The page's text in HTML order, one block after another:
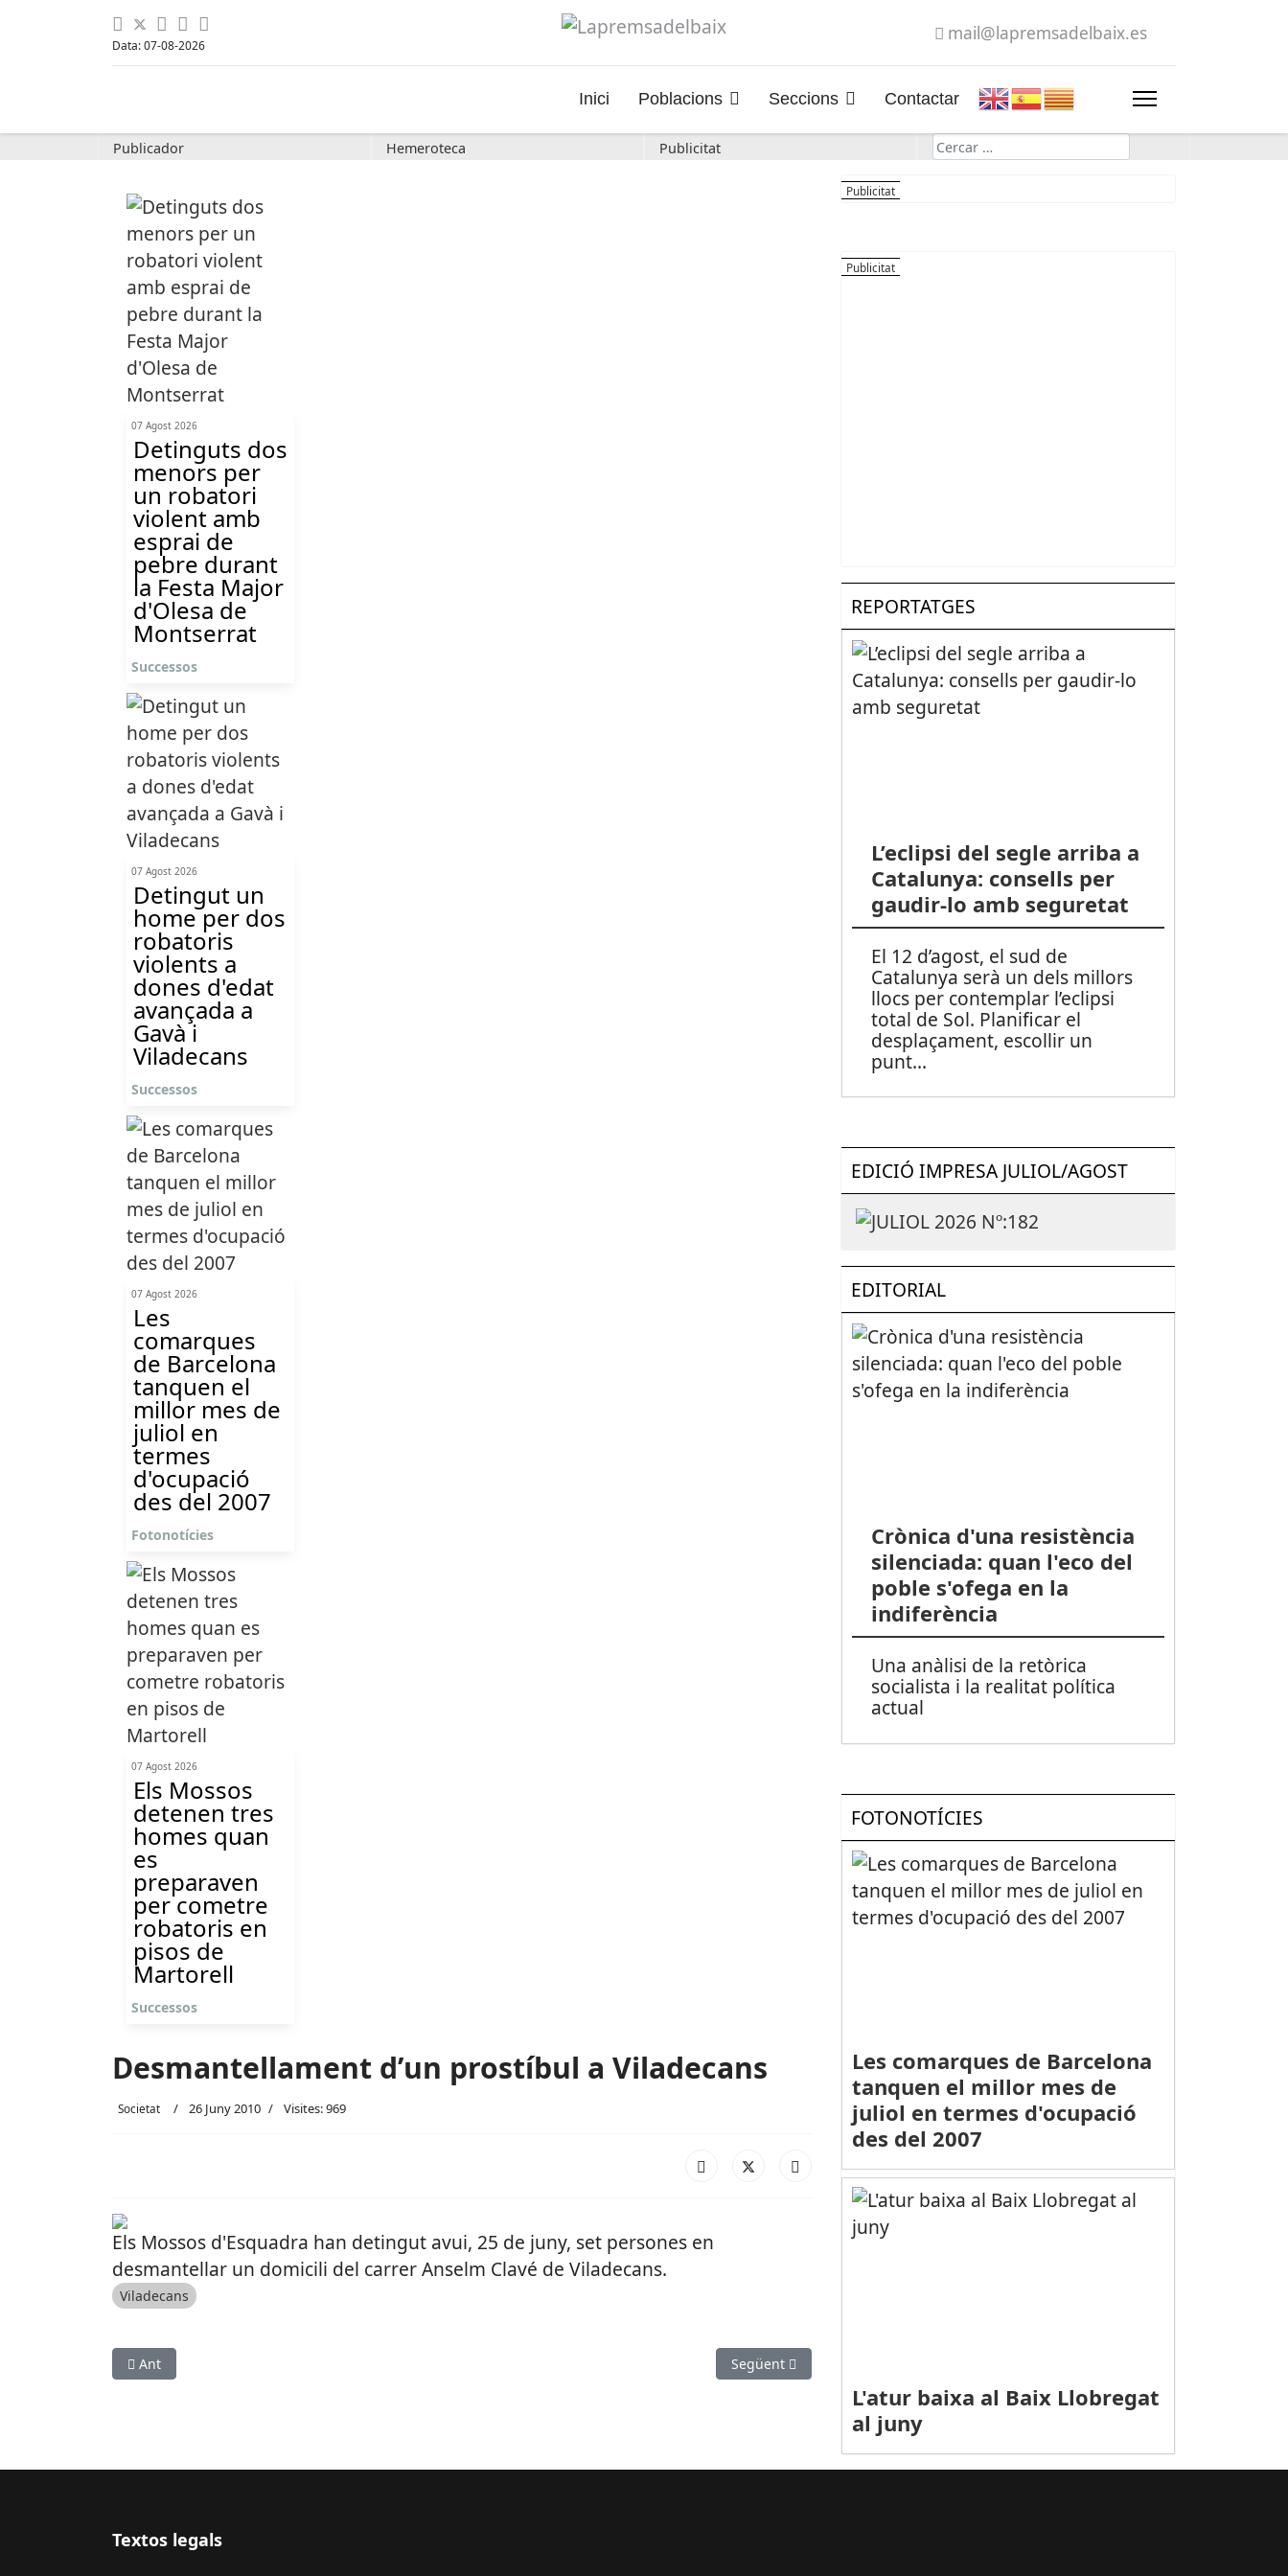
Data: 07-08-2026
mail@lapremsadelbaix.es
Inici Poblacions Seccions Contactar
Publicador Hemeroteca Publicitat Cerca
07 Agost 2026
Detinguts dos
menors per
un robatori
violent amb
esprai de
pebre durant
la Festa Major
d'Olesa de
Montserrat
Successos
07 Agost 2026
Detingut un
home per dos
robatoris
violents a
dones d'edat
avançada a
Gavà i
Viladecans
Successos
07 Agost 2026
Les
comarques
de Barcelona
tanquen el
millor mes de
juliol en
termes
d'ocupació
des del 2007
Fotonotícies
07 Agost 2026
Els Mossos
detenen tres
homes quan
es
preparaven
per cometre
robatoris en
pisos de
Martorell
Successos
Desmantellament d’un prostíbul a Viladecans
Societat 26 Juny 2010 Visites: 969
Els Mossos d'Esquadra han detingut avui, 25 de juny, set persones en
desmantellar un domicili del carrer Anselm Clavé de Viladecans.
Viladecans
Article anterior: L’Oficina del voluntariat de gent gran obrirà un Banc del Temps a Sant Joan Despí
Ant Article següent: Conferència sobre seguretat a càrrec de Creu Roja de Cornellà
Següent
REPORTATGES
L’eclipsi del segle arriba a
Catalunya: consells per
gaudir-lo amb seguretat
El 12 d’agost, el sud de
Catalunya serà un dels millors
llocs per contemplar l’eclipsi
total de Sol. Planificar el
desplaçament, escollir un
punt...
EDICIÓ IMPRESA JULIOL/AGOST
EDITORIAL
Crònica d'una resistència
silenciada: quan l'eco del
poble s'ofega en la
indiferència
Una anàlisi de la retòrica
socialista i la realitat política
actual
FOTONOTÍCIES
Les comarques de Barcelona
tanquen el millor mes de
juliol en termes d'ocupació
des del 2007
L'atur baixa al Baix Llobregat
al juny
Textos legals